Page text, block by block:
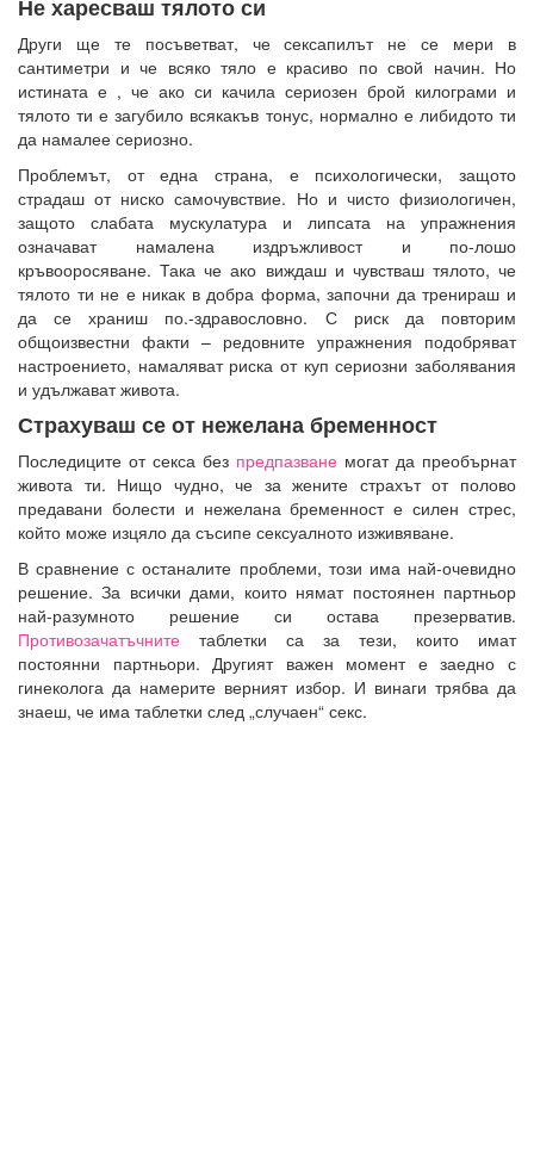
Не харесваш тялото си
Други ще те посъветват, че сексапилът не се мери в
сантиметри и че всяко тяло е красиво по свой начин. Но
истината е , че ако си качила сериозен брой килограми и
тялото ти е загубило всякакъв тонус, нормално е либидото ти
да намалее сериозно.
Проблемът, от една страна, е психологически, защото
страдаш от ниско самочувствие. Но и чисто физиологичен,
защото слабата мускулатура и липсата на упражнения
означават намалена издръжливост и по-лошо
кръвооросяване. Така че ако виждаш и чувстваш тялото, че
тялото ти не е никак в добра форма, започни да тренираш и
да се храниш по.-здравословно. С риск да повторим
общоизвестни факти – редовните упражнения подобряват
настроението, намаляват риска от куп сериозни заболявания
и удължават живота.
Страхуваш се от нежелана бременност
Последиците от секса без предпазване могат да преобърнат
живота ти. Нищо чудно, че за жените страхът от полово
предавани болести и нежелана бременност е силен стрес,
който може изцяло да съсипе сексуалното изживяване.
В сравнение с останалите проблеми, този има най-очевидно
решение. За всички дами, които нямат постоянен партньор
най-разумното решение си остава презерватив.
Противозачатъчните таблетки са за тези, които имат
постоянни партньори. Другият важен момент е заедно с
гинеколога да намерите верният избор. И винаги трябва да
знаеш, че има таблетки след „случаен“ секс.